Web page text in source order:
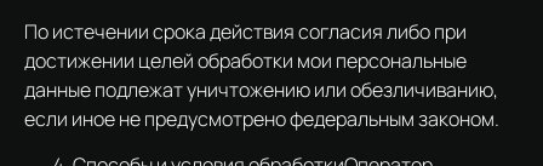
По истечении срока действия согласия либо при
достижении целей обработки мои персональные
данные подлежат уничтожению или обезличиванию,
если иное не предусмотрено федеральным законом.